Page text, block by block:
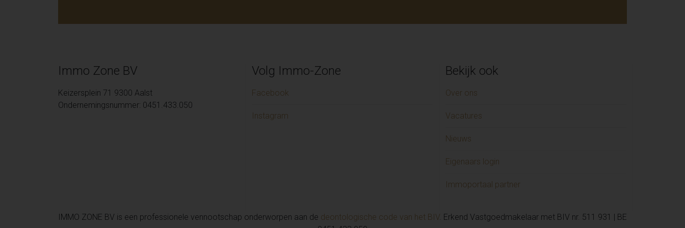
Immo Zone BV
Keizersplein 71 9300 Aalst
Ondernemingsnummer: 0451.433.050
Volg Immo-Zone
Facebook
Instagram
Bekijk ook
Over ons
Vacatures
Nieuws
Eigenaars login
Immoportaal partner
IMMO ZONE BV is een professionele vennootschap onderworpen aan de deontologische code van het BIV. Erkend Vastgoedmakelaar met BIV nr. 511 931 | BE